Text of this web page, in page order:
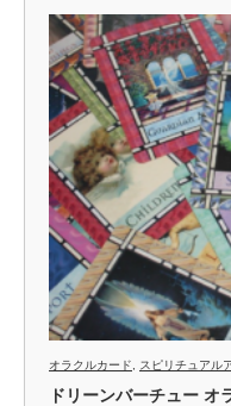
オラクルカード スピリチュアル
ドリーンバーチュー オ